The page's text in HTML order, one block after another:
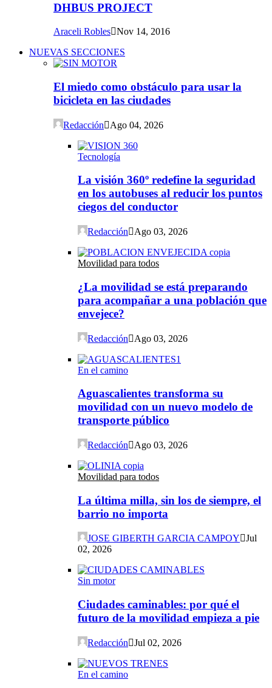
DHBUS PROJECT
Araceli Robles Nov 14, 2016
NUEVAS SECCIONES
El miedo como obstáculo para usar la
bicicleta en las ciudades
Redacción Ago 04, 2026
Tecnología
La visión 360º redefine la seguridad
en los autobuses al reducir los puntos
ciegos del conductor
Redacción Ago 03, 2026
Movilidad para todos
¿La movilidad se está preparando
para acompañar a una población que
envejece?
Redacción Ago 03, 2026
En el camino
Aguascalientes transforma su
movilidad con un nuevo modelo de
transporte público
Redacción Ago 03, 2026
Movilidad para todos
La última milla, sin los de siempre, el
barrio no importa
JOSE GIBERTH GARCIA CAMPOY
Jul
02, 2026
Sin motor
Ciudades caminables: por qué el
futuro de la movilidad empieza a pie
Redacción Jul 02, 2026
En el camino